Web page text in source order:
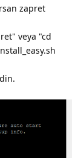
zapret
veya "cd